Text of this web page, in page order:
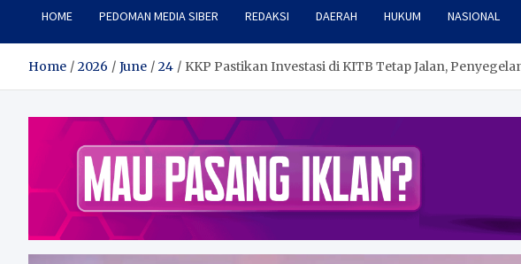
HOME PEDOMAN MEDIA SIBER REDAKSI DAERAH HUKUM NASIONAL
Home 2026 June 24 KKP Pastikan Investasi di KITB Tetap Jalan,